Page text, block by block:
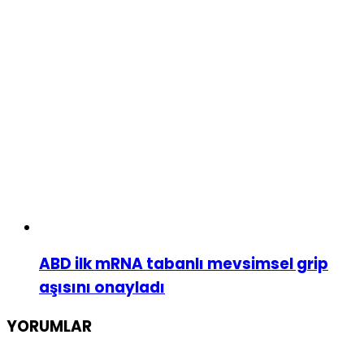
ABD ilk mRNA tabanlı mevsimsel grip
aşısını onayladı
YORUMLAR